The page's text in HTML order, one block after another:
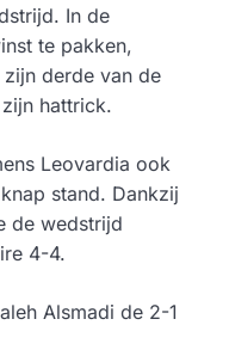
In de
te pakken,
derde van de
hattrick.
Leovardia ook
stand. Dankzij
de wedstrijd
4-4.
Alsmadi de 2-1